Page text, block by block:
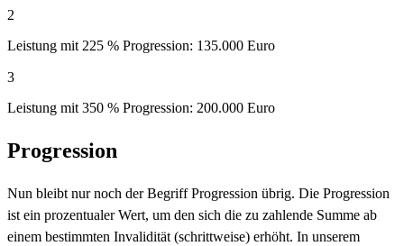
2
Leistung mit 225 % Progression: 135.000 Euro
3
Leistung mit 350 % Progression: 200.000 Euro
Progression
Nun bleibt nur noch der Begriff Progression übrig. Die Progression
ist ein prozentualer Wert, um den sich die zu zahlende Summe ab
einem bestimmten Invalidität (schrittweise) erhöht. In unserem